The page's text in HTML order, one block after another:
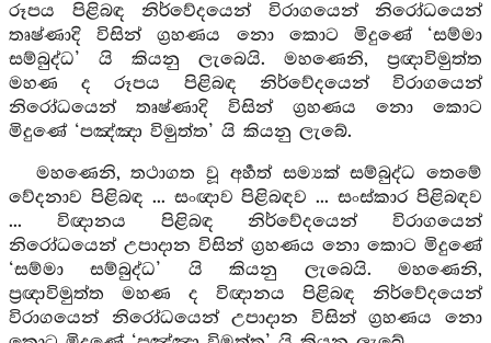
රූපය පිළිබඳ නිර්වේදයෙන් විරාගයෙන් නිරෝධයෙන්
තෘෂ්ණාදි විසින් ග්‍රහණය නො කොට මිදුණේ ‘සම්මා
සම්බුද්ධ’ යි කියනු ලැබෙයි. මහණෙනි, ප්‍රඥාවිමුත්ත
මහණ ද රූපය පිළිබඳ නිර්වේදයෙන් විරාගයෙන්
නිරෝධයෙන් තෘෂ්ණාදි විසින් ග්‍රහණය නො කොට
මිදුණේ ‘පඤ්ඤා විමුත්ත’ යි කියනු ලැබේ.
මහණෙනි, තථාගත වූ අර්‍හත් සම්‍යක් සම්බුද්ධ තෙමේ
වේදනාව පිළිබඳ ... සංඥාව පිළිබඳව ... සංස්කාර පිළිබඳව
... විඥානය පිළිබඳ නිර්වේදයෙන් විරාගයෙන්
නිරෝධයෙන් උපාදාන විසින් ග්‍රහණය නො කොට මිදුණේ
‘සම්මා සම්බුද්ධ’ යි කියනු ලැබෙයි. මහණෙනි,
ප්‍රඥාවිමුත්ත මහණ ද විඥානය පිළිබඳ නිර්වේදයෙන්
විරාගයෙන් නිරෝධයෙන් උපාදාන විසින් ග්‍රහණය නො